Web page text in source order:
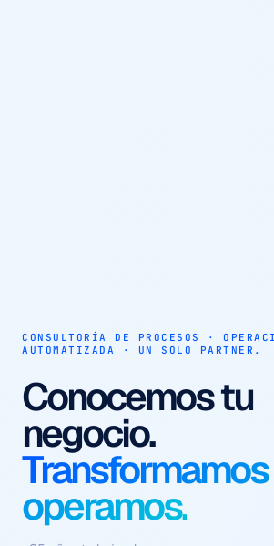
AUTOMATIZACIÓN · AGENTES
OPERATIVA
Procesos que se
ejecutan solos
Con contexto,
sin fricción.